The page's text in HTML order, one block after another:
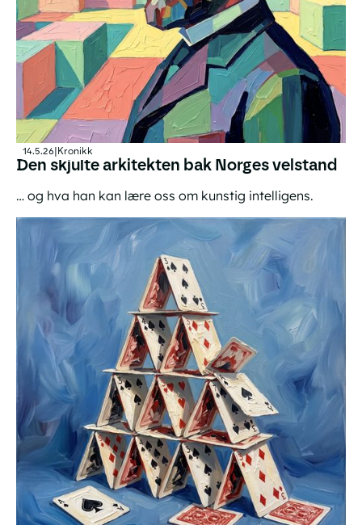
14.5.26 Kronikk
Den skjulte arkitekten bak Norges velstand
… og hva han kan lære oss om kunstig intelligens.